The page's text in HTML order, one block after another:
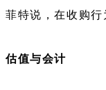
菲特说，在收购行
估值与会计